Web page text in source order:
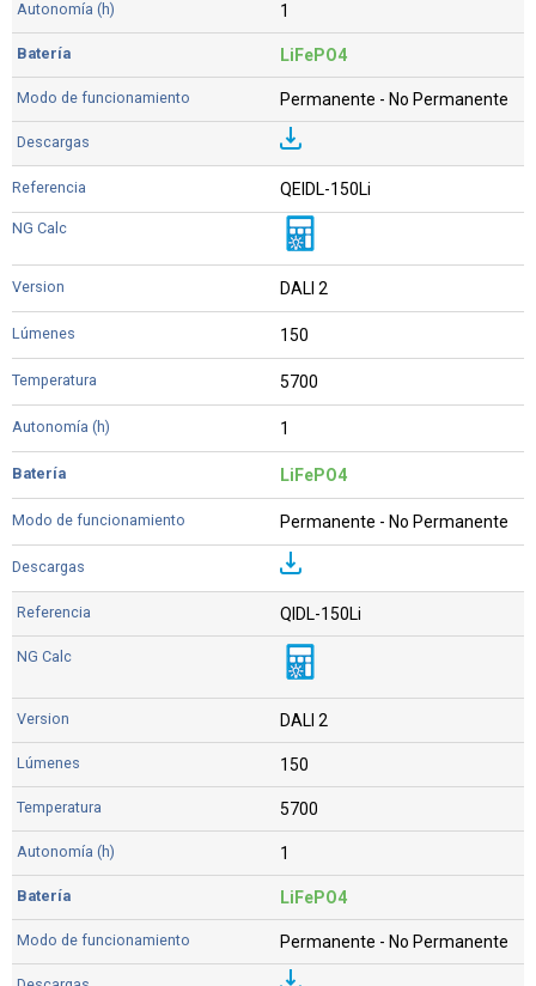
1
LiFePO4
Permanente - No Permanente
QEIDL-150Li
DALI 2
150
5700
1
LiFePO4
Permanente - No Permanente
QIDL-150Li
DALI 2
150
5700
1
LiFePO4
Permanente - No Permanente